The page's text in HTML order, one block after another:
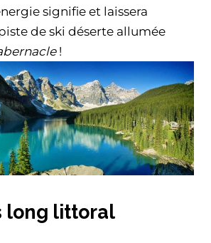
signifie et laissera
de ski déserte allumée
!
long littoral